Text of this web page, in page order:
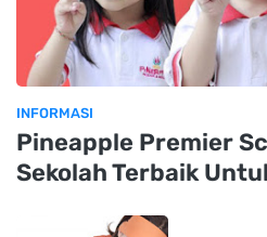
INFORMASI
Pineapple Premier
Sekolah Terbaik